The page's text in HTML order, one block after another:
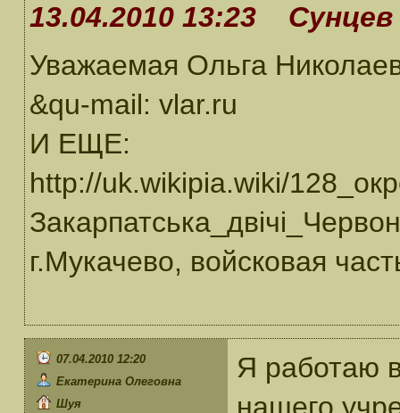
13.04.2010 13:23
Уважаемая Ольга
&qu-mail: vlar.ru
И ЕЩЕ:
http://uk.wikipia.wiki/
г.Мукачево, войсковая
07.04.2010 12:20
Екатерина Олеговна
Шуя
Я работаю